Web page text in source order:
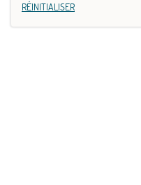
RÉINITIALISER